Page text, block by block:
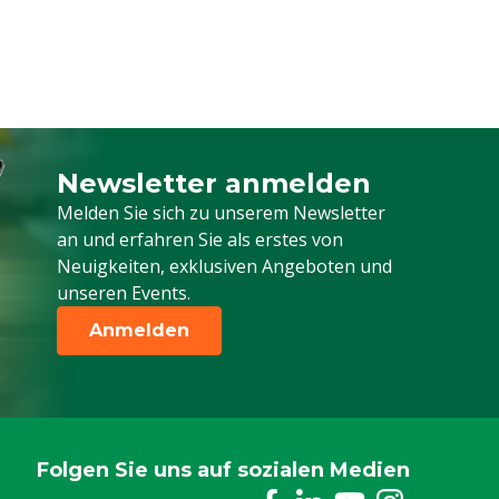
Newsletter anmelden
Melden Sie sich zu unserem Newsletter
an und erfahren Sie als erstes von
Neuigkeiten, exklusiven Angeboten und
unseren Events.
Melden Sie sich für unseren Newsletter
Anmelden
Folgen Sie uns auf sozialen Medien